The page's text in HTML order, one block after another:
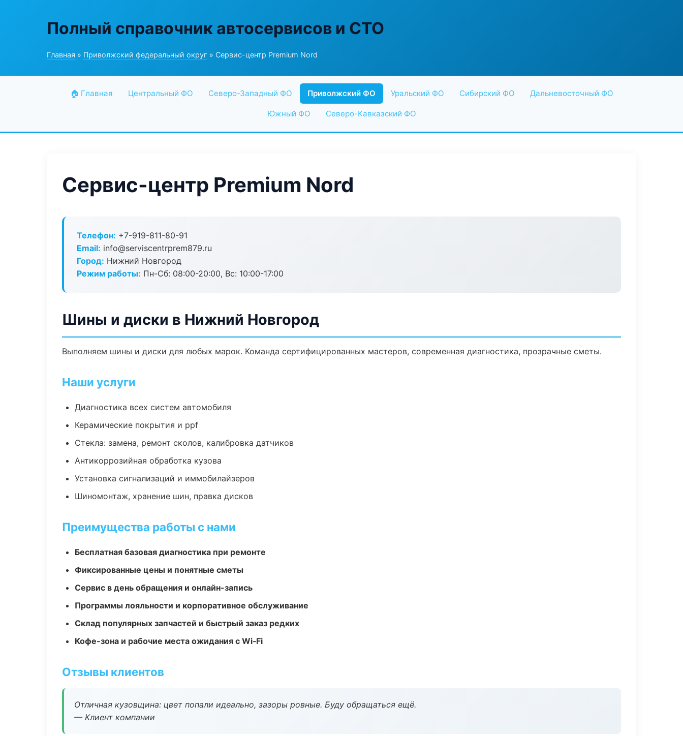
Полный справочник автосервисов и СТО
Главная » Приволжский федеральный округ » Сервис-центр Premium Nord
🏠 Главная Центральный ФО Северо-Западный ФО Приволжский ФО Уральский ФО Сибирский ФО Дальневосточный ФО
Южный ФО Северо-Кавказский ФО
Сервис-центр Premium Nord
Телефон: +7-919-811-80-91
Email: info@serviscentrprem879.ru
Город: Нижний Новгород
Режим работы: Пн-Сб: 08:00-20:00, Вс: 10:00-17:00
Шины и диски в Нижний Новгород
Выполняем шины и диски для любых марок. Команда сертифицированных мастеров, современная диагностика, прозрачные сметы.
Наши услуги
Диагностика всех систем автомобиля
Керамические покрытия и ppf
Стекла: замена, ремонт сколов, калибровка датчиков
Антикоррозийная обработка кузова
Установка сигнализаций и иммобилайзеров
Шиномонтаж, хранение шин, правка дисков
Преимущества работы с нами
Бесплатная базовая диагностика при ремонте
Фиксированные цены и понятные сметы
Сервис в день обращения и онлайн-запись
Программы лояльности и корпоративное обслуживание
Склад популярных запчастей и быстрый заказ редких
Кофе-зона и рабочие места ожидания с Wi‑Fi
Отзывы клиентов
Отличная кузовщина: цвет попали идеально, зазоры ровные. Буду обращаться ещё.
— Клиент компании